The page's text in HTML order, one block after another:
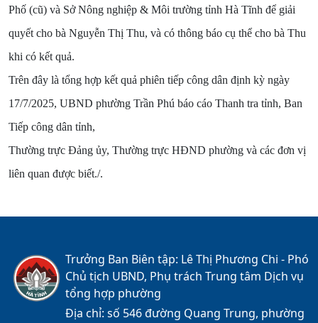
Phố (cũ) và Sở Nông nghiệp & Môi trường tỉnh Hà Tĩnh để giải
quyết cho bà Nguyễn Thị Thu, và có thông báo cụ thể cho bà Thu
khi có kết quả.
Trên đây là tổng hợp kết quả phiên tiếp công dân định kỳ ngày
17/7/2025, UBND phường Trần Phú báo cáo Thanh tra tỉnh, Ban
Tiếp công dân tỉnh,
Thường trực Đảng ủy, Thường trực HĐND phường và các đơn vị
liên quan được biết./.
Trưởng Ban Biên tập: Lê Thị Phương Chi - Phó
Chủ tịch UBND, Phụ trách Trung tâm Dịch vụ
tổng hợp phường
Địa chỉ: số 546 đường Quang Trung, phường